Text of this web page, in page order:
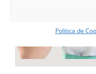
Política de